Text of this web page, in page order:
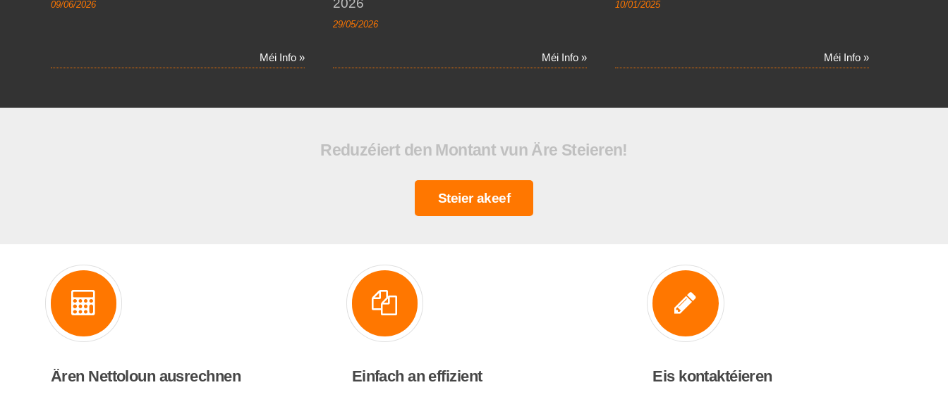
09/06/2026
Méi Info »
2026
29/05/2026
Méi Info »
10/01/2025
Méi Info »
Reduzéiert den Montant vun Äre Steieren!
Steier akeef
Ären Nettoloun ausrechnen Einfach an effizient Eis kontaktéieren